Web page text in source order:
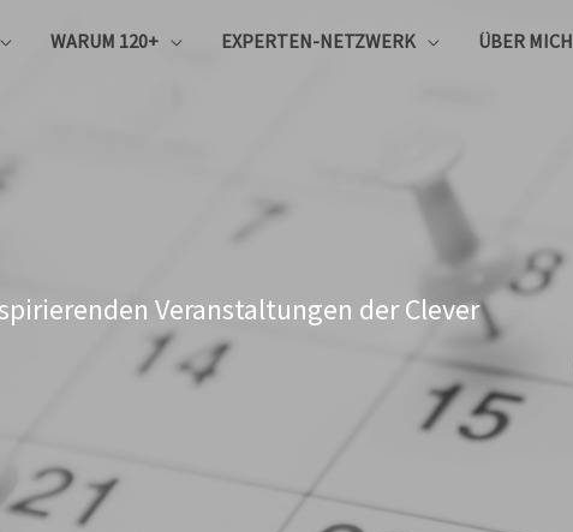
WARUM 120+ EXPERTEN-NETZWERK ÜBER MICH
Veranstaltungen der Clever